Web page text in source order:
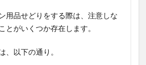
用品せどりをする際は、注意しな
とがいくつか存在します。
、以下の通り。